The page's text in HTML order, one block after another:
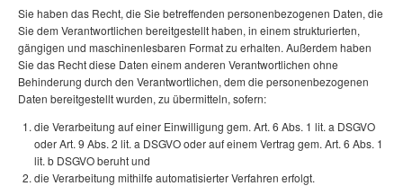
Sie haben das Recht, die Sie betreffenden personenbezogenen Daten, die
Sie dem Verantwortlichen bereitgestellt haben, in einem strukturierten,
gängigen und maschinenlesbaren Format zu erhalten. Außerdem haben
Sie das Recht diese Daten einem anderen Verantwortlichen ohne
Behinderung durch den Verantwortlichen, dem die personenbezogenen
Daten bereitgestellt wurden, zu übermitteln, sofern:
die Verarbeitung auf einer Einwilligung gem. Art. 6 Abs. 1 lit. a DSGVO
oder Art. 9 Abs. 2 lit. a DSGVO oder auf einem Vertrag gem. Art. 6 Abs. 1
lit. b DSGVO beruht und
die Verarbeitung mithilfe automatisierter Verfahren erfolgt.